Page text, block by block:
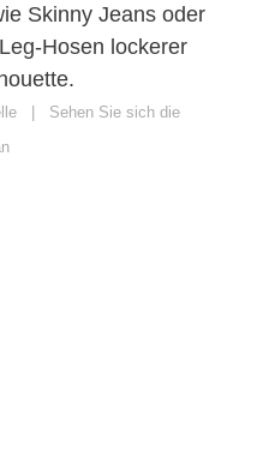
Skinny Jeans oder
Hosen lockerer
| Sehen Sie sich die